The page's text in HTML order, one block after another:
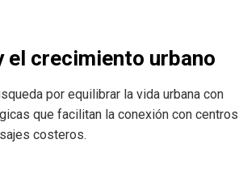
el crecimiento urbano
por equilibrar la vida urbana con
que facilitan la conexión con centros
costeros.